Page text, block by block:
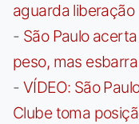
aguarda liberação
- São Paulo
peso, mas
- VÍDEO: São
Clube toma